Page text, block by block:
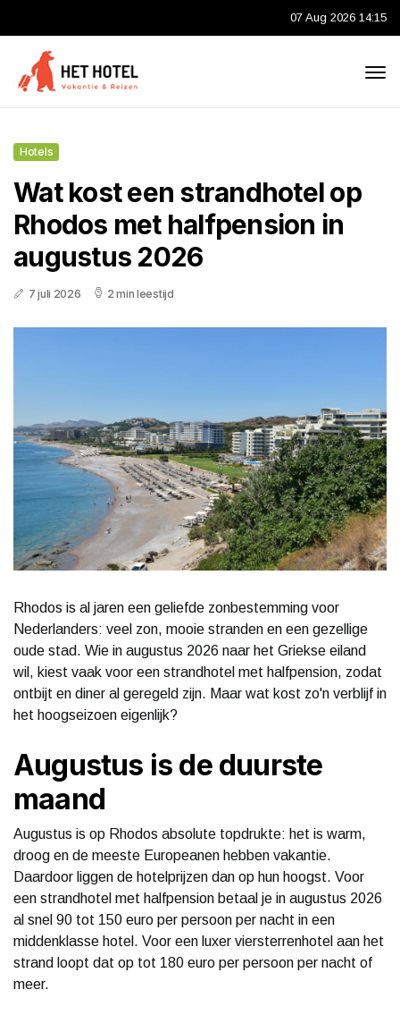
07 Aug 2026 14:15
Hotels
Wat kost een strandhotel op
Rhodos met halfpension in
augustus 2026
7 juli 2026 2 min leestijd
Rhodos is al jaren een geliefde zonbestemming voor
Nederlanders: veel zon, mooie stranden en een gezellige
oude stad. Wie in augustus 2026 naar het Griekse eiland
wil, kiest vaak voor een strandhotel met halfpension, zodat
ontbijt en diner al geregeld zijn. Maar wat kost zo'n verblijf in
het hoogseizoen eigenlijk?
Augustus is de duurste
maand
Augustus is op Rhodos absolute topdrukte: het is warm,
droog en de meeste Europeanen hebben vakantie.
Daardoor liggen de hotelprijzen dan op hun hoogst. Voor
een strandhotel met halfpension betaal je in augustus 2026
al snel 90 tot 150 euro per persoon per nacht in een
middenklasse hotel. Voor een luxer viersterrenhotel aan het
strand loopt dat op tot 180 euro per persoon per nacht of
meer.